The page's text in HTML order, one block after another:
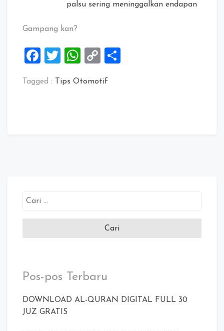
palsu sering meninggalkan endapan
Gampang kan?
Facebook
TwitterWhatsApp
Copy
Tagged : Tips Otomotif
Cari
Pos-pos Terbaru
DOWNLOAD AL-QURAN DIGITAL FULL 30
JUZ GRATIS